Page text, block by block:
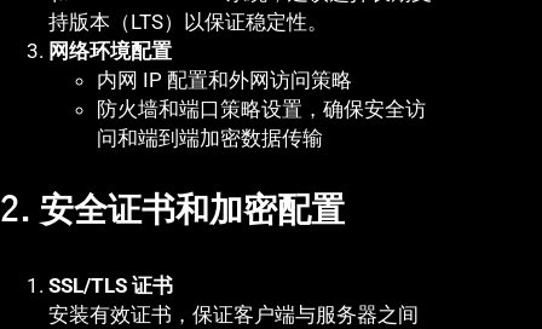
持版本（LTS）以保证稳定性。
网络环境配置
内网 IP 配置和外网访问策略
防火墙和端口策略设置，确保安全访
问和端到端加密数据传输
2. 安全证书和加密配置
SSL/TLS 证书
安装有效证书，保证客户端与服务器之间